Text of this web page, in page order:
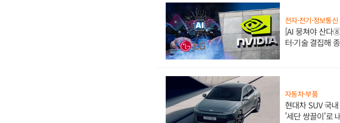
전자·전기·정보통신
[AI 뭉쳐야 산다
터·기술 결집해
자동차·부품
현대차 SUV 국
'세단 쌍끌이'로